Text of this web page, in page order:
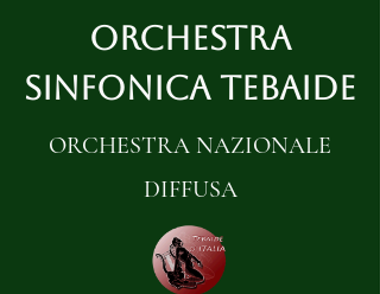
ORCHESTRA
SINFONICA TEBAIDE
ORCHESTRA NAZIONALE
DIFFUSA